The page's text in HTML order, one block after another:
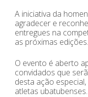
A iniciativa da
agradecer e
entregues na
as próximas edições.
O evento é aberto
convidados que
desta ação
atletas ubatubenses.